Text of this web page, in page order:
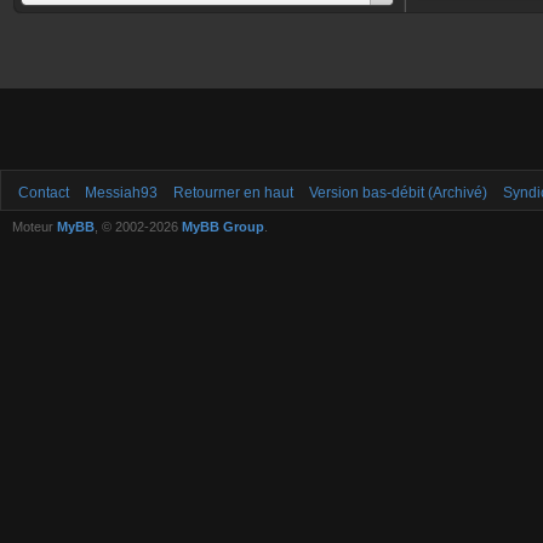
Contact Messiah93 Retourner en haut Version bas-débit (Archivé)
Moteur MyBB , © 2002-2026 MyBB Group